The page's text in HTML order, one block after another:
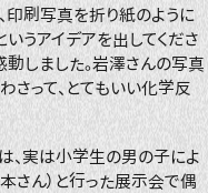
印刷写真を折り紙のように
いうアイデアを出してくださ
感動しました。岩澤さんの写真
さって、とてもいい化学反
、実は小学生の男の子によ
さん）と行った展示会で偶